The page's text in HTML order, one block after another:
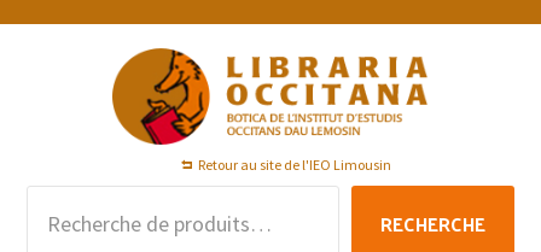
Passer
Passer
Passer
Retour au site de l'IEO Limousin
pour :
RECHERCHE